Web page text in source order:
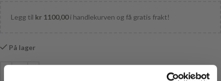
Legg til kr 1100,00i handlekurven og få gratis frakt!
På lager